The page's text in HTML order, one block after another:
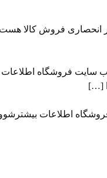
انحصاری فروش کالا
سایت ⁠فروشگاه ⁠اطلاعات
اطلاعات بیشترشوو